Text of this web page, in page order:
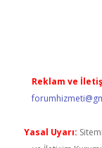
Reklam ve
Yasal Uyarı: